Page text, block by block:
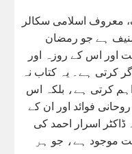
معروف اسلامی سکالر
ہے جو رمضان
اور اس کے روزہ اور
کرتی ہے۔ یہ کتاب نہ
کرتی ہے، بلکہ اس
فوائد اور ان کے
اسرار احمد کی
موجود ہے، جو ہر